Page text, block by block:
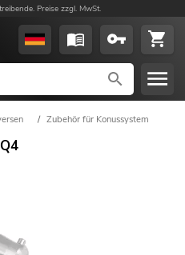
Preise zzgl. MwSt.
/ Zubehör für Konussystem